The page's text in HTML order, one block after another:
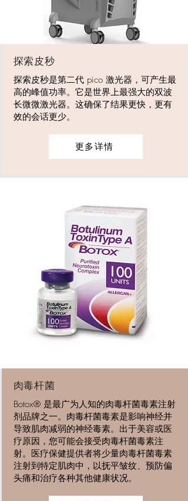
探索皮秒
探索皮秒是第二代 pico 激光器，可产生最
高的峰值功率。它是世界上最强大的双波
长微微激光器。这确保了结果更快，更有
效的会话更少。
更多详情
肉毒杆菌
Botox® 是最广为人知的肉毒杆菌毒素注射
剂品牌之一。肉毒杆菌毒素是影响神经并
导致肌肉减弱的神经毒素。出于美容或医
疗原因，您可能会接受肉毒杆菌毒素注
射。医疗保健提供者将少量肉毒杆菌毒素
注射到特定肌肉中，以抚平皱纹、预防偏
头痛和治疗各种其他健康状况。